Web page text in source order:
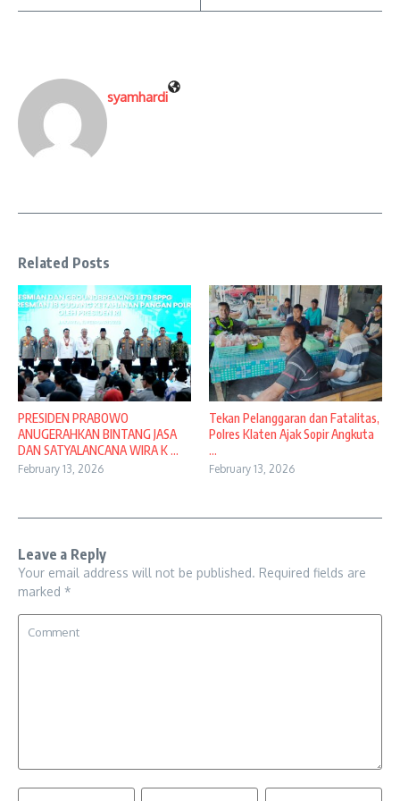
syamhardi
Related Posts
PRESIDEN PRABOWO
ANUGERAHKAN BINTANG JASA
DAN SATYALANCANA WIRA K ...
February 13, 2026
Tekan Pelanggaran dan Fatalitas,
Polres Klaten Ajak Sopir Angkuta
...
February 13, 2026
Leave a Reply
Your email address will not be published. Required fields are
marked *